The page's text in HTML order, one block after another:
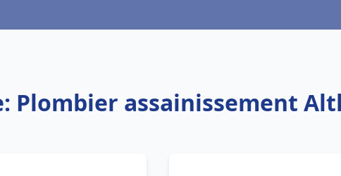
Plombier assainissement